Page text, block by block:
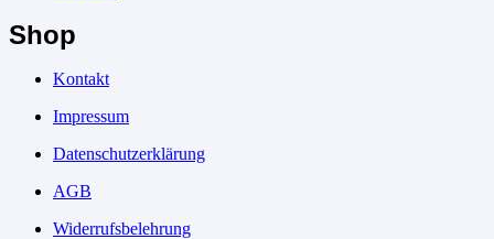
Shop
Kontakt
Impressum
Datenschutzerklärung
AGB
Widerrufsbelehrung